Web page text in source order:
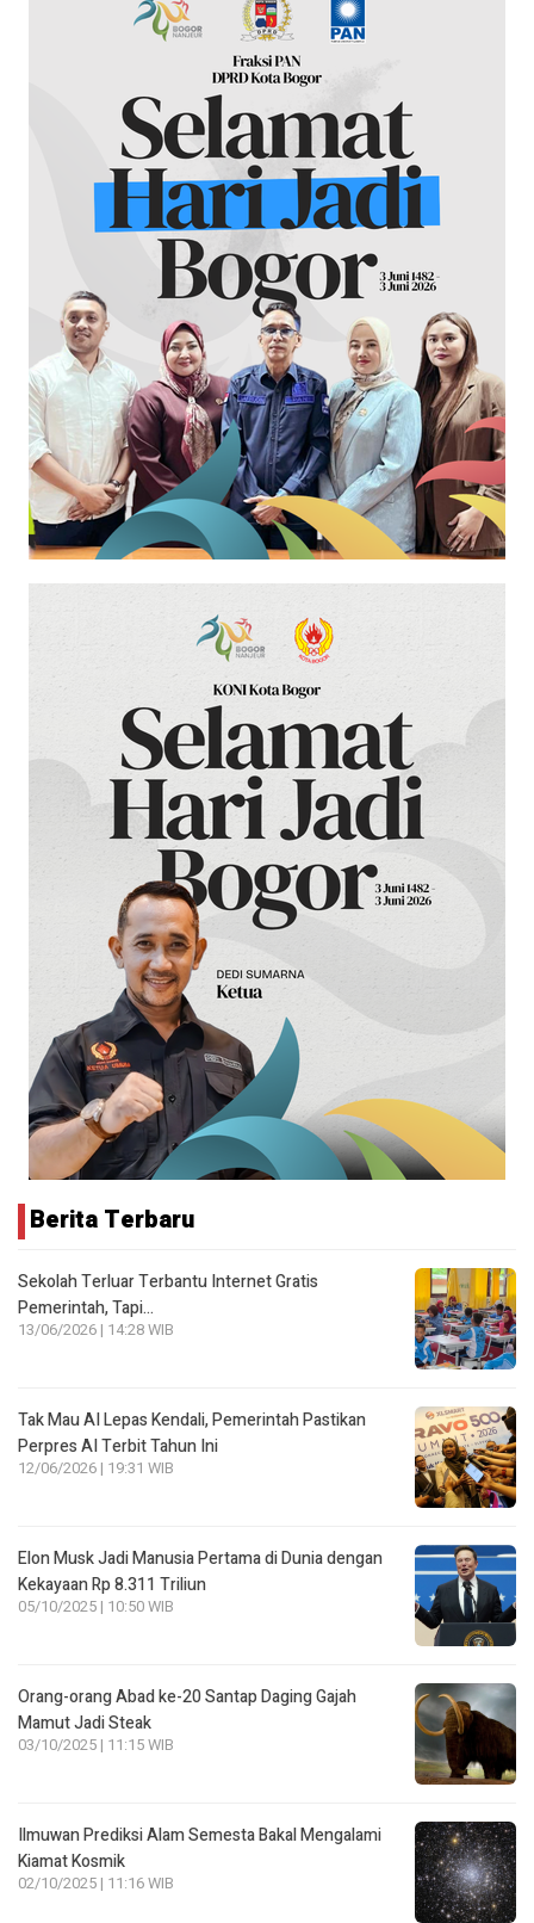
Berita Terbaru
Sekolah Terluar Terbantu Internet Gratis
Pemerintah, Tapi…
13/06/2026 | 14:28 WIB
Tak Mau AI Lepas Kendali, Pemerintah Pastikan
Perpres AI Terbit Tahun Ini
12/06/2026 | 19:31 WIB
Elon Musk Jadi Manusia Pertama di Dunia dengan
Kekayaan Rp 8.311 Triliun
05/10/2025 | 10:50 WIB
Orang-orang Abad ke-20 Santap Daging Gajah
Mamut Jadi Steak
03/10/2025 | 11:15 WIB
Ilmuwan Prediksi Alam Semesta Bakal Mengalami
Kiamat Kosmik
02/10/2025 | 11:16 WIB